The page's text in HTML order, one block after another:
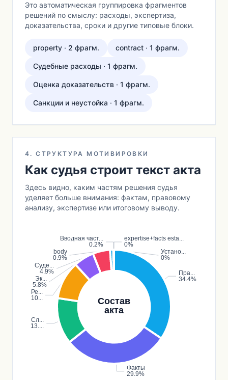
Это автоматическая группировка фрагментов
решений по смыслу: расходы, экспертиза,
доказательства, сроки и другие типовые блоки.
property · 2 фрагм. contract · 1 фрагм.
Судебные расходы · 1 фрагм.
Оценка доказательств · 1 фрагм.
Санкции и неустойка · 1 фрагм.
4. СТРУКТУРА МОТИВИРОВКИ
Как судья строит текст акта
Здесь видно, каким частям решения судья
уделяет больше внимания: фактам, правовому
анализу, экспертизе или итоговому выводу.